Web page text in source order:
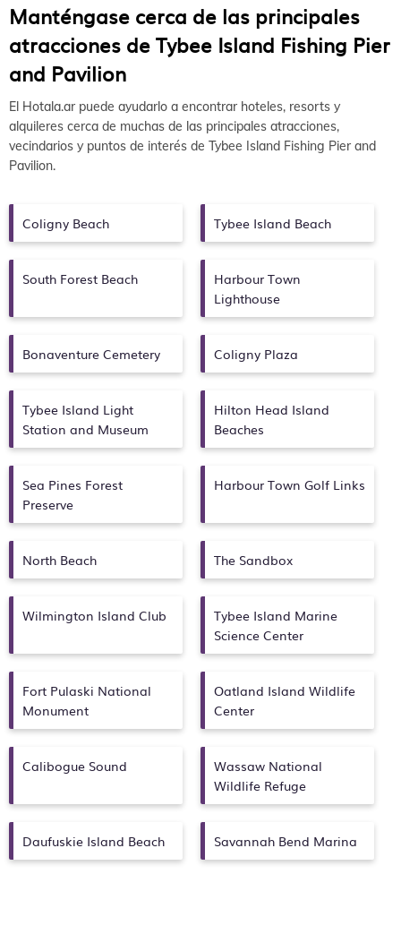
Manténgase cerca de las principales
atracciones de Tybee Island Fishing Pier
and Pavilion
El Hotala.ar puede ayudarlo a encontrar hoteles, resorts y
alquileres cerca de muchas de las principales atracciones,
vecindarios y puntos de interés de Tybee Island Fishing Pier and
Pavilion.
Coligny Beach Tybee Island Beach
South Forest Beach
Harbour Town
Lighthouse
Bonaventure Cemetery Coligny Plaza
Tybee Island Light
Station and Museum
Hilton Head Island
Beaches
Sea Pines Forest
Preserve
Harbour Town Golf Links
North Beach The Sandbox
Wilmington Island Club
Tybee Island Marine
Science Center
Fort Pulaski National
Monument
Oatland Island Wildlife
Center
Calibogue Sound
Wassaw National
Wildlife Refuge
Daufuskie Island Beach Savannah Bend Marina